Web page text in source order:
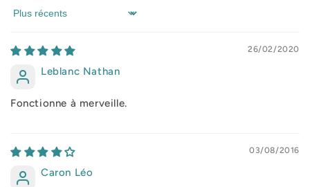
Sort by
26/02/2020
Leblanc Nathan
Fonctionne à merveille.
03/08/2016
Caron Léo